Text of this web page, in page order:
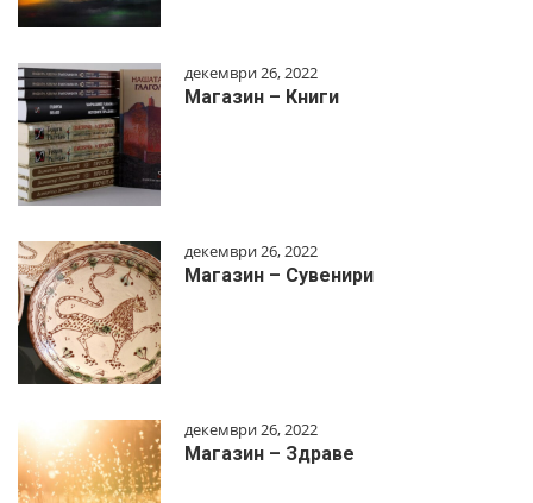
декември 26, 2022
Магазин – Книги
декември 26, 2022
Магазин – Сувенири
декември 26, 2022
Магазин – Здраве